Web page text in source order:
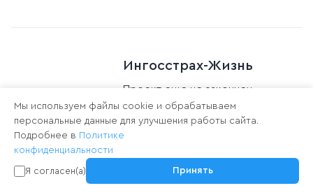
Ингосстрах-Жизнь
Проект еще не закончен
Мы используем файлы cookie и обрабатываем
персональные данные для улучшения работы сайта.
Подробнее в Политике
конфиденциальности
Я согласен(а) Принять